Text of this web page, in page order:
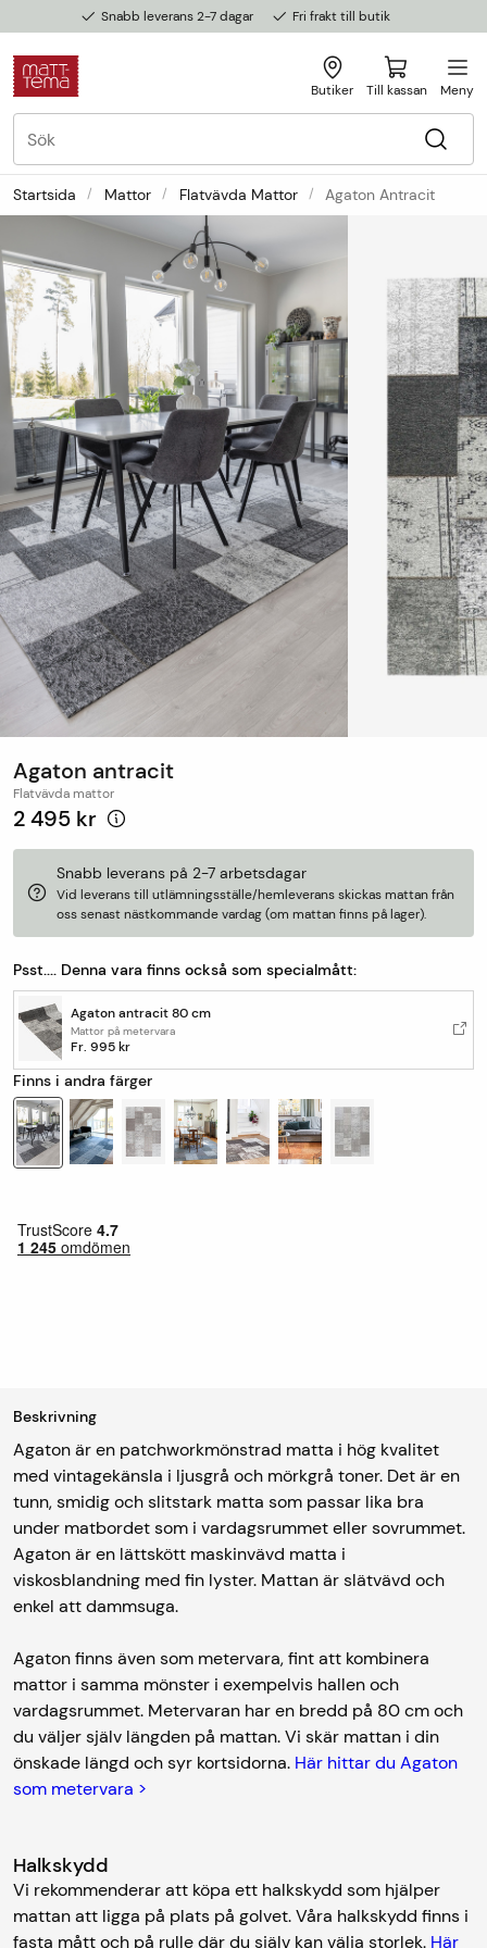
Snabb leverans 2-7 dagar Fri frakt till butik
Butiker Till kassan Meny
Startsida Mattor Flatvävda Mattor Agaton Antracit
Agaton antracit
Flatvävda mattor
2 495 kr
Snabb leverans på 2-7 arbetsdagar
Vid leverans till utlämningsställe/hemleverans skickas mattan från
oss senast nästkommande vardag (om mattan finns på lager).
Psst.... Denna vara finns också som specialmått:
Agaton antracit 80 cm
Mattor på metervara
Fr. 995 kr
Finns i andra färger
Beskrivning
Agaton är en patchworkmönstrad matta i hög kvalitet
med vintagekänsla i ljusgrå och mörkgrå toner. Det är en
tunn, smidig och slitstark matta som passar lika bra
under matbordet som i vardagsrummet eller sovrummet.
Agaton är en lättskött maskinvävd matta i
viskosblandning med fin lyster. Mattan är slätvävd och
enkel att dammsuga.
Agaton finns även som metervara, fint att kombinera
mattor i samma mönster i exempelvis hallen och
vardagsrummet. Metervaran har en bredd på 80 cm och
du väljer själv längden på mattan. Vi skär mattan i din
önskade längd och syr kortsidorna. Här hittar du Agaton
som metervara >
Halkskydd
Vi rekommenderar att köpa ett halkskydd som hjälper
mattan att ligga på plats på golvet. Våra halkskydd finns i
fasta mått och på rulle där du själv kan välja storlek. Här